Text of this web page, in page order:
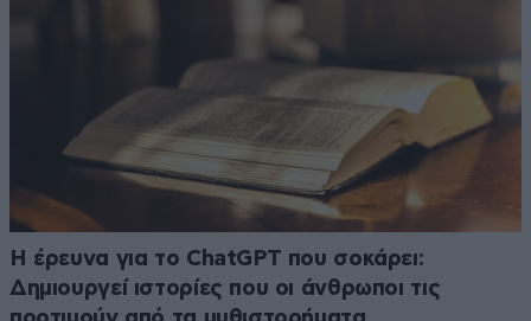
H έρευνα για το ChatGPT που σοκάρει:
Δημιουργεί ιστορίες που οι άνθρωποι τις